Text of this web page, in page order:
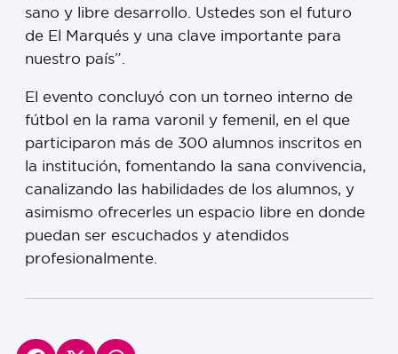
sano y libre desarrollo. Ustedes son el futuro
de El Marqués y una clave importante para
nuestro país”.
El evento concluyó con un torneo interno de
fútbol en la rama varonil y femenil, en el que
participaron más de 300 alumnos inscritos en
la institución, fomentando la sana convivencia,
canalizando las habilidades de los alumnos, y
asimismo ofrecerles un espacio libre en donde
puedan ser escuchados y atendidos
profesionalmente.